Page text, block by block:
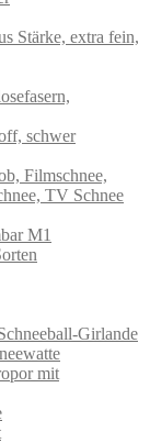
Stärke, extra fein,
schwer
Filmschnee,
TV Schnee
M1
Girlande
mit